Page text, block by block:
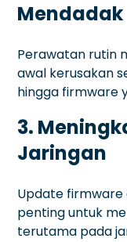
Mendadak
Perawatan rutin
awal kerusakan
hingga firmware
3.
Jaringan
Update
penting untuk
terutama pada